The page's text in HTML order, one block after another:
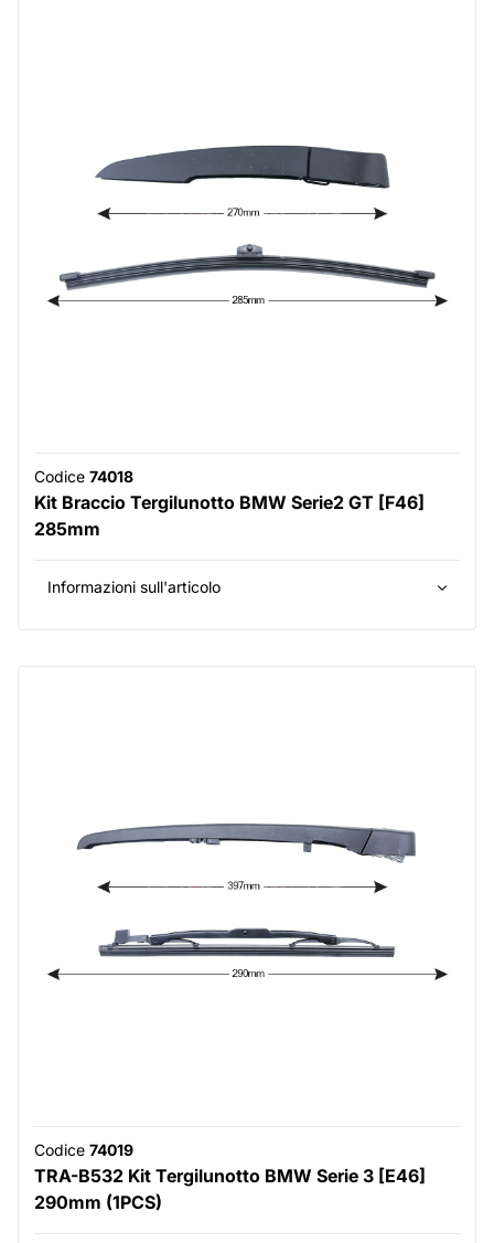
Codice 74018
Kit Braccio Tergilunotto BMW Serie2 GT [F46]
285mm
Informazioni sull'articolo
Codice 74019
TRA-B532 Kit Tergilunotto BMW Serie 3 [E46]
290mm (1PCS)